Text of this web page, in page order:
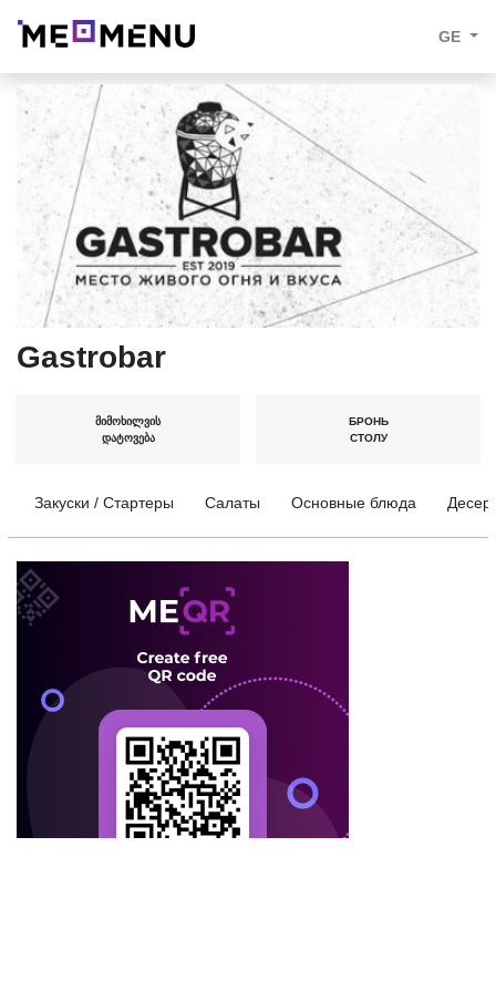
GE
Gastrobar
ᲛᲘᲛᲝᲮᲘᲚᲕᲘᲡ
ᲓᲐᲢᲝᲕᲔᲑᲐ
БРОНЬ
СТОЛУ
Закуски / Стартеры Салаты Основные блюда